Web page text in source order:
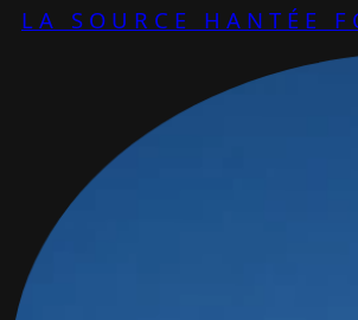
LA SOURCE HANTÉE